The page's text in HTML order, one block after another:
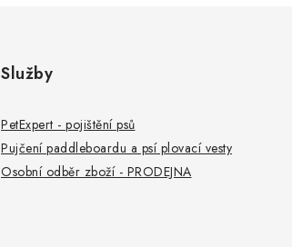
Služby
PetExpert - pojištění psů
Pujčení paddleboardu a psí plovací vesty
Osobní odběr zboží - PRODEJNA